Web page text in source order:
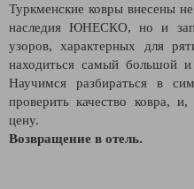
Туркменские ковры внесены
наследия ЮНЕСКО, но и
узоров, характерных для
находиться самый большой
Научимся разбираться в
проверить качество ковра,
цену.
Возвращение в отель.